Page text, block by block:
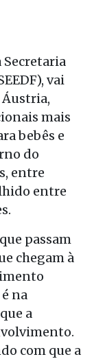
Secretaria
vai
mais
bebês e
do
entre
entre
passam
chegam à
na
a
com que a